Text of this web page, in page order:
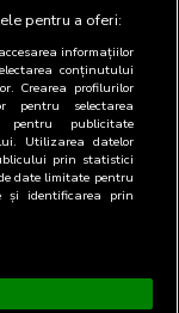
pentru a oferi:
informațiilor
conținutului
Crearea profilurilor
pentru selectarea
pentru publicitate
Utilizarea datelor
prin statistici
date limitate pentru
și identificarea prin